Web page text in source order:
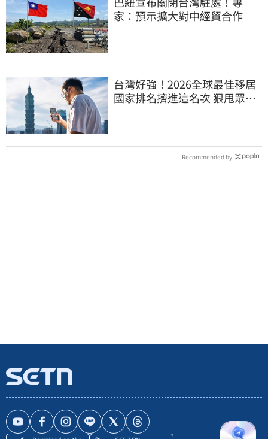
家：預示擴大對中經貿合作
台灣好強！2026全球最佳移居
國家排名擠進這名次 狠甩眾多
Recommended by